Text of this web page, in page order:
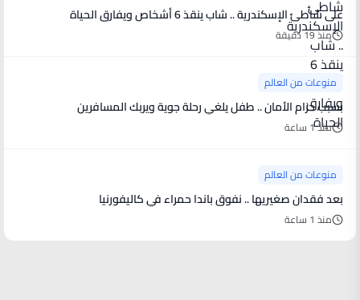
على شاطئ الإسكندرية .. شاب ينقذ 6 أشخاص ويفارق الحياة
منذ 19 دقيقة
منوعات من العالم
بسبب حزام الأمان .. طفل يلغي رحلة جوية ويربك المسافرين
منذ 1 ساعة
منوعات من العالم
بعد فقدان صغيريها .. نفوق باندا حمراء في كاليفورنيا
منذ 1 ساعة